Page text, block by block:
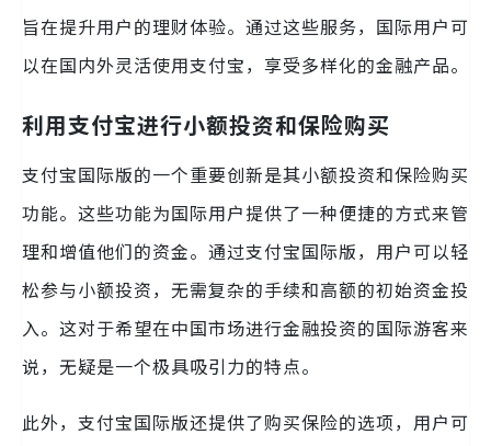
旨在提升用户的理财体验。通过这些服务，国际用户可
以在国内外灵活使用支付宝，享受多样化的金融产品。
利用支付宝进行小额投资和保险购买
支付宝国际版的一个重要创新是其小额投资和保险购买
功能。这些功能为国际用户提供了一种便捷的方式来管
理和增值他们的资金。通过支付宝国际版，用户可以轻
松参与小额投资，无需复杂的手续和高额的初始资金投
入。这对于希望在中国市场进行金融投资的国际游客来
说，无疑是一个极具吸引力的特点。
此外，支付宝国际版还提供了购买保险的选项，用户可